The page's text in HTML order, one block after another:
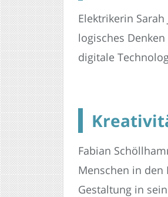
Elektrikerin
logisches
digitale
Fabian
Menschen in den
Gestaltung in